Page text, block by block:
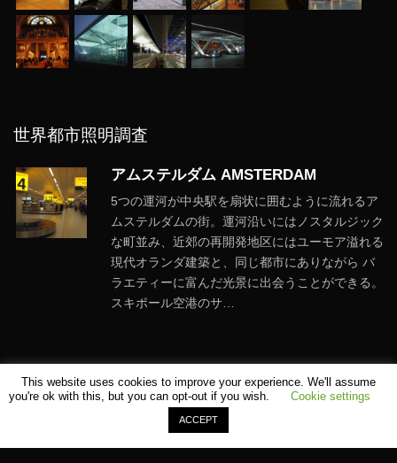
世界都市照明調査
アムステルダム AMSTERDAM
5つの運河が中央駅を扇状に囲むように流れるア
ムステルダムの街。運河沿いにはノスタルジック
な町並み、近郊の再開発地区にはユーモア溢れる
現代オランダ建築と、同じ都市にありながら バ
ラエティーに富んだ光景に出会うことができる。
スキポール空港のサ…
This website uses cookies to improve your experience. We'll assume
you're ok with this, but you can opt-out if you wish.
Cookie settings
ACCEPT